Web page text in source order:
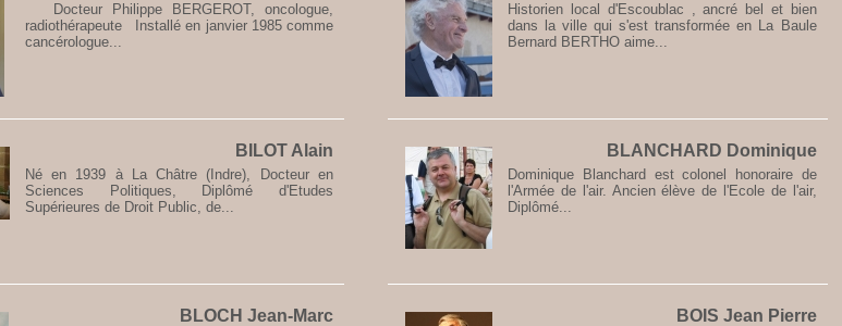
Docteur Philippe BERGEROT, oncologue,
radiothérapeute Installé en janvier 1985 comme
cancérologue...
Historien local d'Escoublac , ancré bel et bien
dans la ville qui s'est transformée en La Baule
Bernard BERTHO aime...
BILOT Alain
Né en 1939 à La Châtre (Indre), Docteur en
Sciences Politiques, Diplômé d'Etudes
Supérieures de Droit Public, de...
BLANCHARD Dominique
Dominique Blanchard est colonel honoraire de
l'Armée de l'air. Ancien élève de l'Ecole de l'air,
Diplômé...
BLOCH Jean-Marc BOIS Jean Pierre